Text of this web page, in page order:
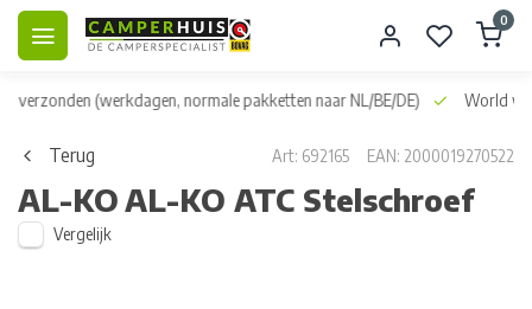
0
verzonden (werkdagen, normale pakketten naar NL/BE/DE) World
Terug Art: 692165 EAN: 2000019270522
AL-KOAL-KO ATC Stelschroef
Vergelijk